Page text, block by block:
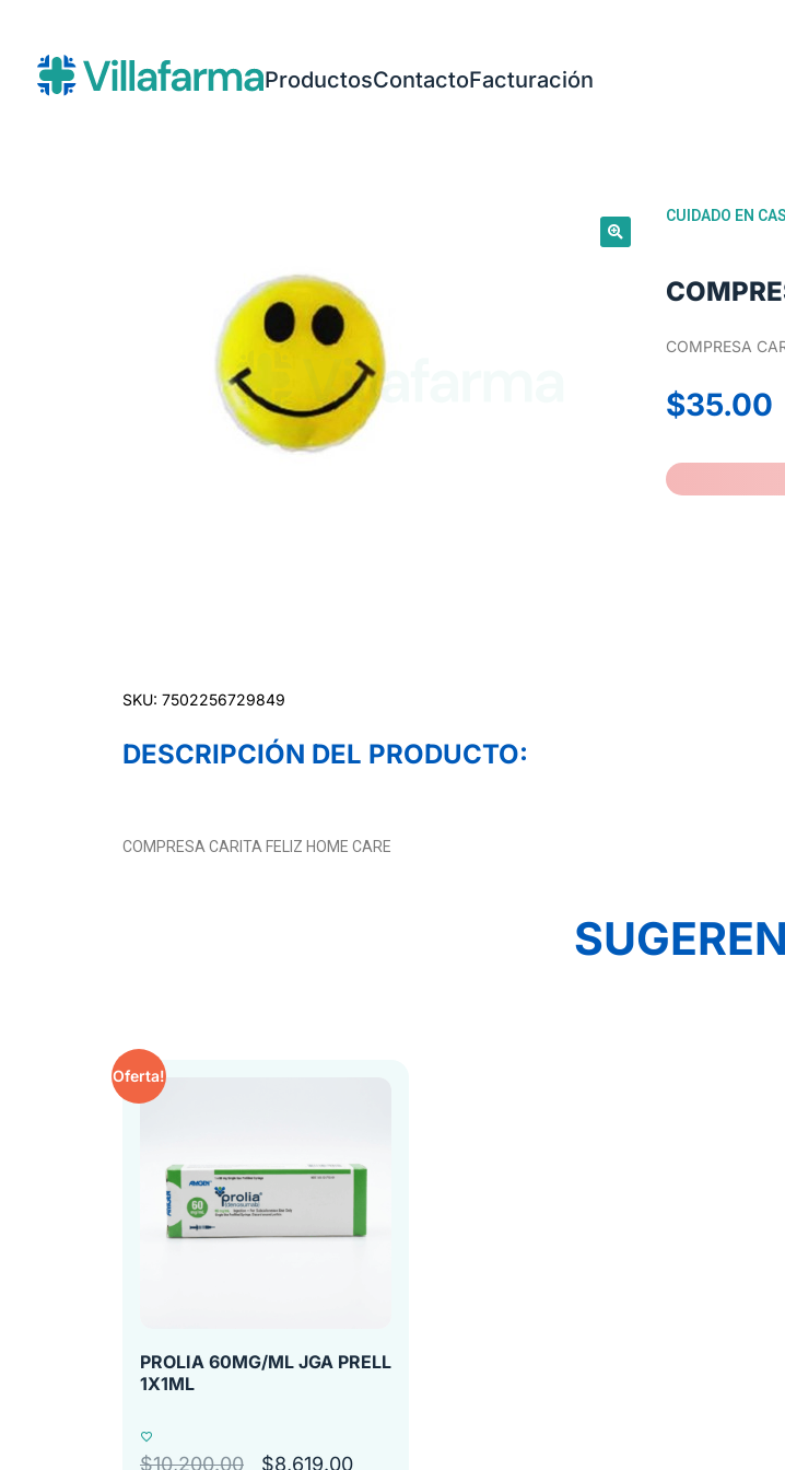
ProductosContactoFacturación
CUIDADO EN
COMPRESA
$35.00
SKU: 7502256729849
DESCRIPCIÓN DEL PRODUCTO:
COMPRESA CARITA FELIZ HOME CARE
Oferta!
PROLIA 60MG/ML JGA PRELL
1X1ML
$10,200.00 $8,619.00